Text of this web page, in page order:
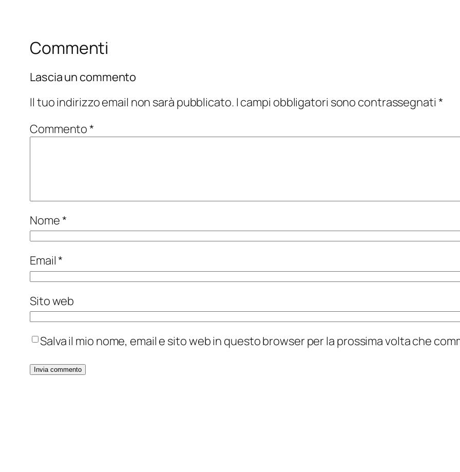
Commenti
Lascia un commento
Il tuo indirizzo email non sarà pubblicato. I campi obbligatori sono contrassegnati *
Commento*
Nome*
Email*
Sito web
Salva il mio nome, email e sito web in questo browser per la prossima volta che